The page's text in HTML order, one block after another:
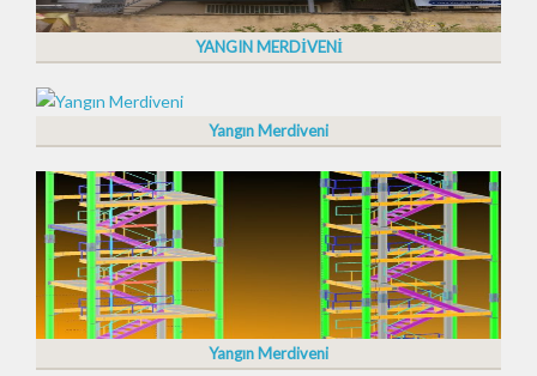
YANGIN MERDİVENİ
Yangın Merdiveni
Yangın Merdiveni